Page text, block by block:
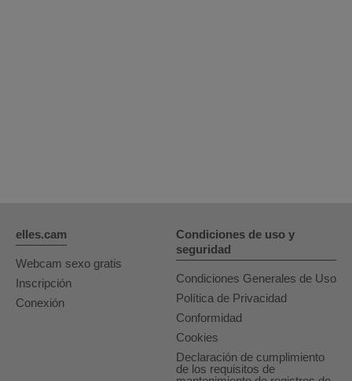
elles.cam
Webcam sexo gratis
Inscripción
Conexión
Condiciones de uso y
seguridad
Condiciones Generales de Uso
Política de Privacidad
Conformidad
Cookies
Declaración de cumplimiento
de los requisitos de